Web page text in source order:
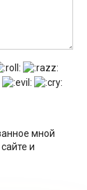
мной
и